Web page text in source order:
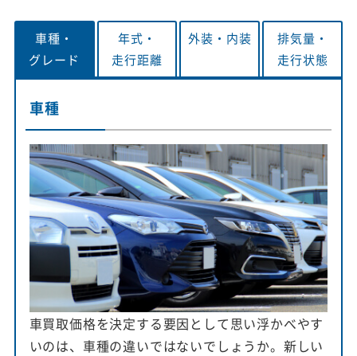
車種・
グレード
年式・
走行距離
外装・ 内装
排気量・
走行状態
車種
車買取価格を決定する要因として思い浮かべやす
いのは、車種の違いではないでしょうか。新しい